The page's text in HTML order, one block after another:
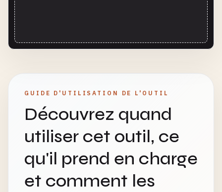
GUIDE D'UTILISATION DE L'OUTIL
Découvrez quand
utiliser cet outil, ce
qu'il prend en charge
et comment les